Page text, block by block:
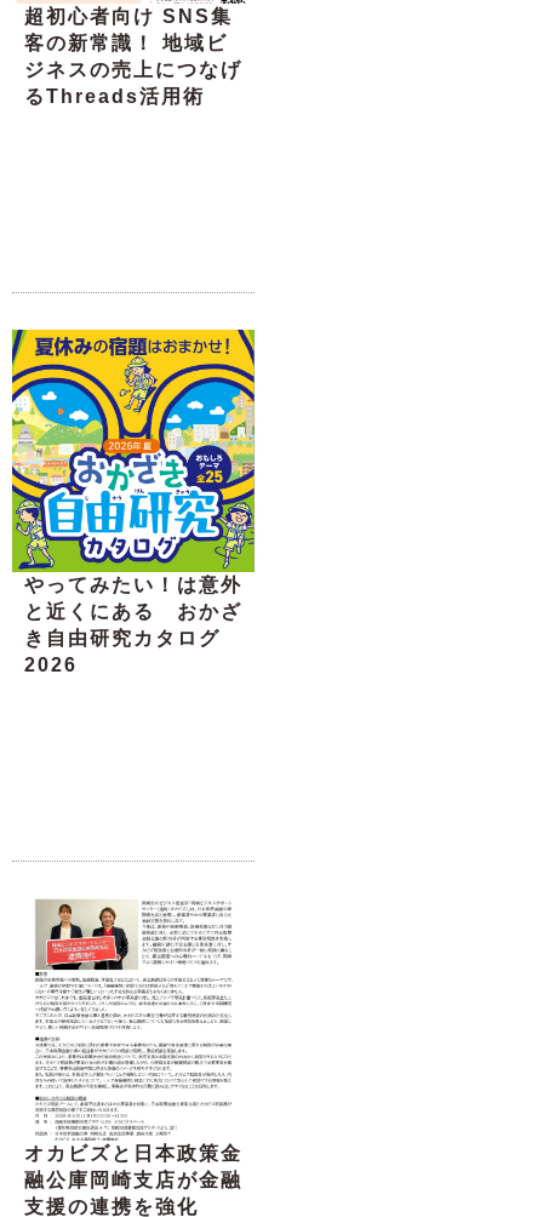
超初心者向け SNS集
客の新常識！ 地域ビ
ジネスの売上につなげ
るThreads活用術
やってみたい！は意外
と近くにある おかざ
き自由研究カタログ
2026
オカビズと日本政策金
融公庫岡崎支店が金融
支援の連携を強化